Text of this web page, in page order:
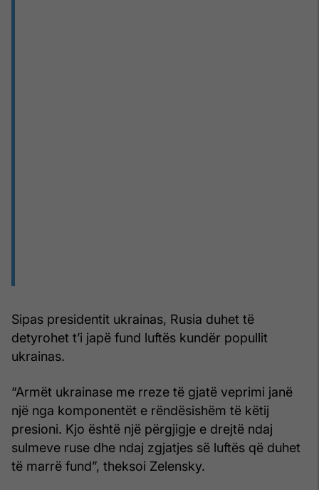
Sipas presidentit ukrainas, Rusia duhet të
detyrohet t’i japë fund luftës kundër popullit
ukrainas.
“Armët ukrainase me rreze të gjatë veprimi janë
një nga komponentët e rëndësishëm të këtij
presioni. Kjo është një përgjigje e drejtë ndaj
sulmeve ruse dhe ndaj zgjatjes së luftës që duhet
të marrë fund”, theksoi Zelensky.